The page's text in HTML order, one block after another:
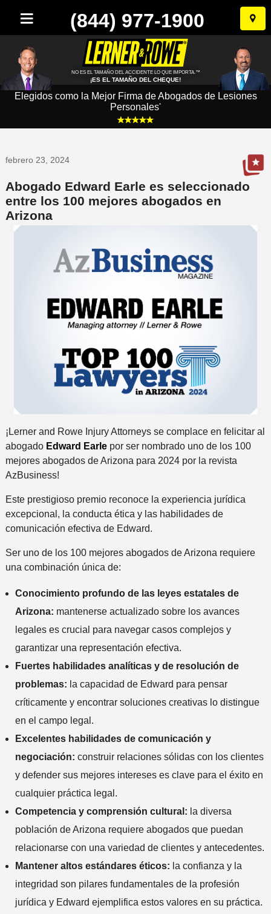
Ir
al
(844) 977-1900
NO ES EL TAMAÑO DEL ACCIDENTE LO QUE IMPORTA.™
¡ES EL TAMAÑO DEL CHEQUE!
Elegidos como la Mejor Firma de Abogados de Lesiones
Personales*
febrero 23, 2024
Abogado Edward Earle es seleccionado
entre los 100 mejores abogados en
Arizona
¡Lerner and Rowe Injury Attorneys se complace en felicitar al
abogado Edward Earle por ser nombrado uno de los 100
mejores abogados de Arizona para 2024 por la revista
AzBusiness!
Este prestigioso premio reconoce la experiencia jurídica
excepcional, la conducta ética y las habilidades de
comunicación efectiva de Edward.
Ser uno de los 100 mejores abogados de Arizona requiere
una combinación única de:
Conocimiento profundo de las leyes estatales de
Arizona: mantenerse actualizado sobre los avances
legales es crucial para navegar casos complejos y
garantizar una representación efectiva.
Fuertes habilidades analíticas y de resolución de
problemas: la capacidad de Edward para pensar
críticamente y encontrar soluciones creativas lo distingue
en el campo legal.
Excelentes habilidades de comunicación y
negociación: construir relaciones sólidas con los clientes
y defender sus mejores intereses es clave para el éxito en
cualquier práctica legal.
Competencia y comprensión cultural: la diversa
población de Arizona requiere abogados que puedan
relacionarse con una variedad de clientes y antecedentes.
Mantener altos estándares éticos: la confianza y la
integridad son pilares fundamentales de la profesión
jurídica y Edward ejemplifica estos valores en su práctica.